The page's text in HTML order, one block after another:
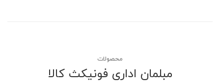
محصولات
مبلمان اداری فونیکث کالا